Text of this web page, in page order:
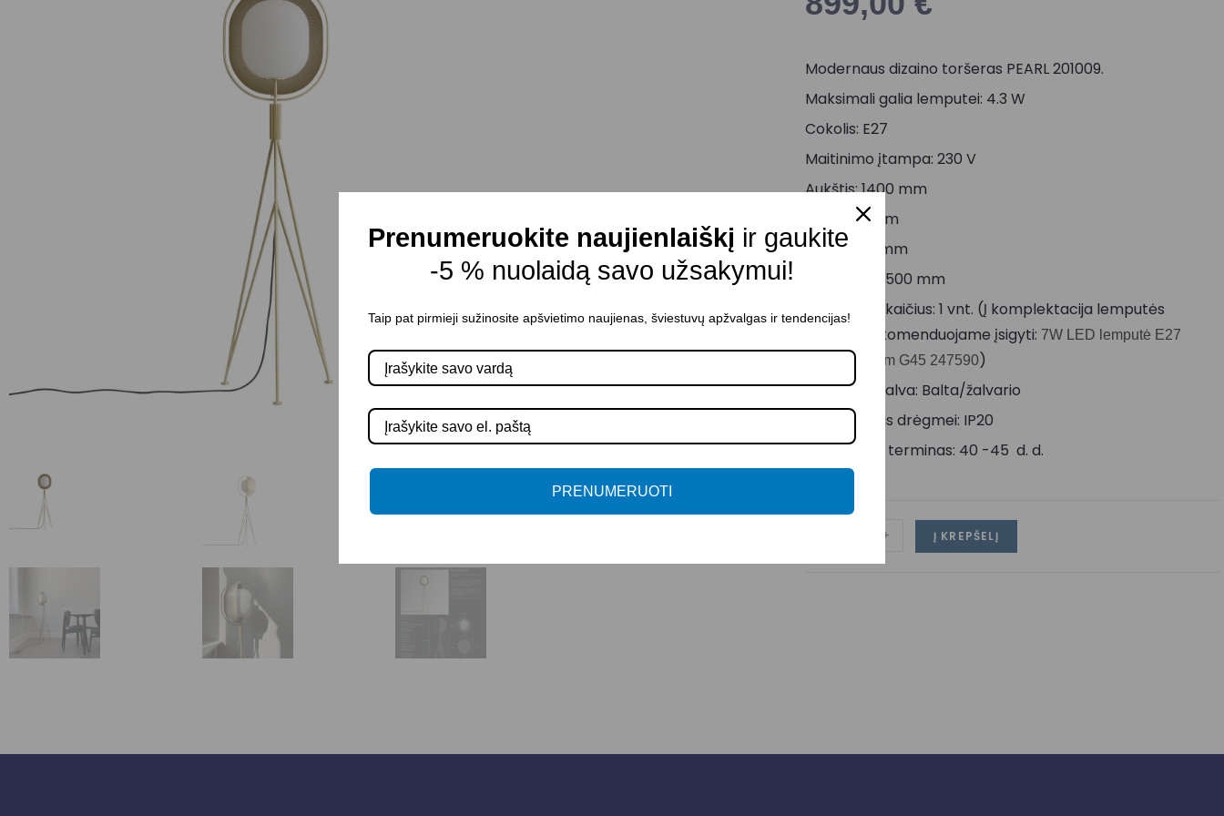
Modernaus dizaino toršeras PEARL 201009.
Maksimali galia lemputei: 4.3 W
Cokolis: E27
Maitinimo įtampa: 230 V
Aukštis: 1400 mm
Ilgis: 400 mm
Plotis: 390 mm
Laido ilgis: 3500 mm
Lempučių skaičius: 1 vnt. (Į komplektacija lemputės
neįeina, rekomenduojame įsigyti: 7W LED lemputė E27
2700K 630 lm G45 247590)
Korpuso spalva: Balta/žalvario
Atsparumas drėgmei: IP20
Pristatymo terminas: 40 -45 d. d.
+ Į KREPŠELĮ
Prenumeruokite naujienlaiškį ir gaukite
-5 % nuolaidą savo užsakymui!
Taip pat pirmieji sužinosite apšvietimo naujienas, šviestuvų apžvalgas ir tendencijas!
PRENUMERUOTI